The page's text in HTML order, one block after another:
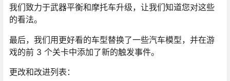
我们致力于武器平衡和摩托车升级，让我们知道您对这些
的看法。
最后，我们用更好看的车型替换了一些汽车模型，并在游
戏的前 3 个关卡中添加了新的触发事件。
更改和改进列表：